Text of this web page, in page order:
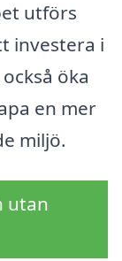
utförs
investera i
öka
en mer
miljö.
utan